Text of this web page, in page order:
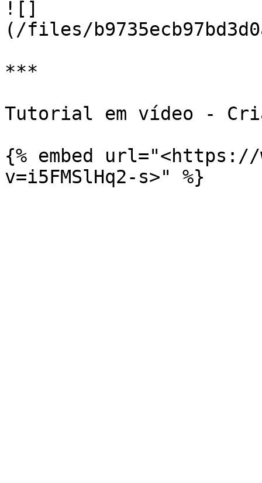
![]
(/files/
***
Tutorial em vídeo -
{% embed url="<https://